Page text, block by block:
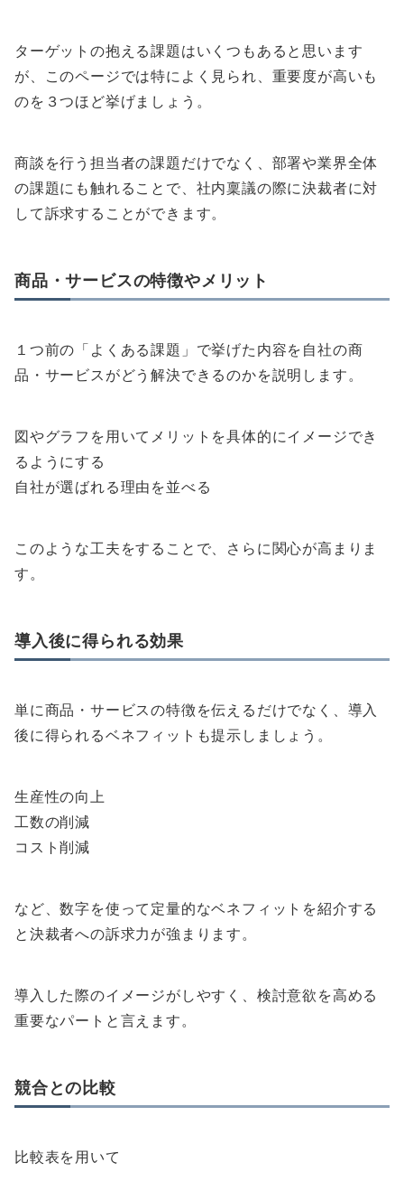
ターゲットの抱える課題はいくつもあると思います
が、このページでは特によく見られ、重要度が高いも
のを３つほど挙げましょう。
商談を行う担当者の課題だけでなく、部署や業界全体
の課題にも触れることで、社内稟議の際に決裁者に対
して訴求することができます。
商品・サービスの特徴やメリット
１つ前の「よくある課題」で挙げた内容を自社の商
品・サービスがどう解決できるのかを説明します。
図やグラフを用いてメリットを具体的にイメージでき
るようにする
自社が選ばれる理由を並べる
このような工夫をすることで、さらに関心が高まりま
す。
導入後に得られる効果
単に商品・サービスの特徴を伝えるだけでなく、導入
後に得られるベネフィットも提示しましょう。
生産性の向上
工数の削減
コスト削減
など、数字を使って定量的なベネフィットを紹介する
と決裁者への訴求力が強まります。
導入した際のイメージがしやすく、検討意欲を高める
重要なパートと言えます。
競合との比較
比較表を用いて